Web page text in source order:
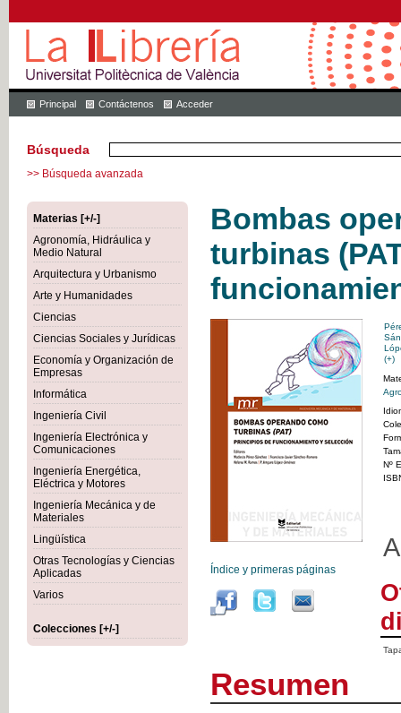
Principal Contáctenos Acceder
Búsqueda
>> Búsqueda avanzada
Materias [+/-]
Agronomía, Hidráulica y
Medio Natural
Arquitectura y Urbanismo
Arte y Humanidades
Ciencias
Ciencias Sociales y Jurídicas
Economía y Organización de
Empresas
Informática
Ingeniería Civil
Ingeniería Electrónica y
Comunicaciones
Ingeniería Energética,
Eléctrica y Motores
Ingeniería Mecánica y de
Materiales
Lingüística
Otras Tecnologías y Ciencias
Aplicadas
Varios
Colecciones [+/-]
Bombas
turbinas
Índice y primeras páginas
(+)
Nº
Resumen